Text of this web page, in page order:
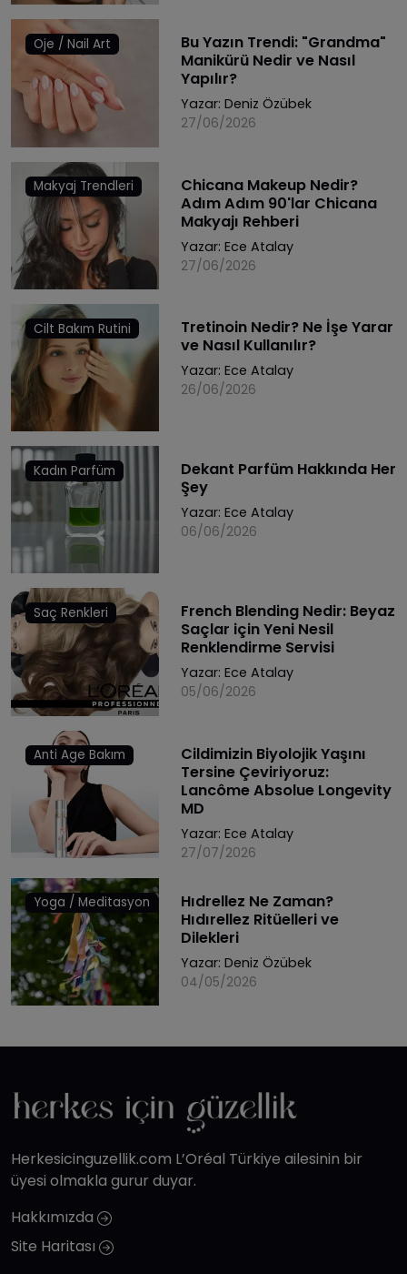
Oje / Nail Art
Bu Yazın Trendi: "Grandma"
Manikürü Nedir ve Nasıl
Yapılır?
Yazar: Deniz Özübek
27/06/2026
Makyaj Trendleri
Chicana Makeup Nedir?
Adım Adım 90'lar Chicana
Makyajı Rehberi
Yazar: Ece Atalay
27/06/2026
Cilt Bakım Rutini
Tretinoin Nedir? Ne İşe Yarar
ve Nasıl Kullanılır?
Yazar: Ece Atalay
26/06/2026
Kadın Parfüm
Dekant Parfüm Hakkında Her
Şey
Yazar: Ece Atalay
06/06/2026
Saç Renkleri
French Blending Nedir: Beyaz
Saçlar için Yeni Nesil
Renklendirme Servisi
Yazar: Ece Atalay
05/06/2026
Anti Age Bakım
Cildimizin Biyolojik Yaşını
Tersine Çeviriyoruz:
Lancôme Absolue Longevity
MD
Yazar: Ece Atalay
27/07/2026
Yoga / Meditasyon
Hıdrellez Ne Zaman?
Hıdırellez Ritüelleri ve
Dilekleri
Yazar: Deniz Özübek
04/05/2026
Herkesicinguzellik.com L’Oréal Türkiye ailesinin bir
üyesi olmakla gurur duyar.
Hakkımızda
Site Haritası